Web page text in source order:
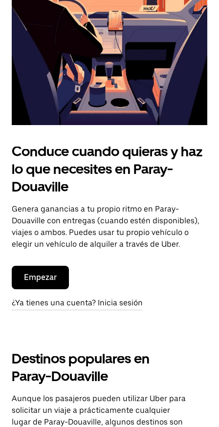
el
botón
escape
el
calendario.
Conduce cuando quieras y haz
lo que necesites en Paray-
Douaville
Genera ganancias a tu propio ritmo en Paray-
Douaville con entregas (cuando estén disponibles),
viajes o ambos. Puedes usar tu propio vehículo o
elegir un vehículo de alquiler a través de Uber.
Empezar
¿Ya tienes una cuenta? Inicia sesión
Destinos populares en
Paray-Douaville
Aunque los pasajeros pueden utilizar Uber para
solicitar un viaje a prácticamente cualquier
lugar de Paray-Douaville, algunos destinos son